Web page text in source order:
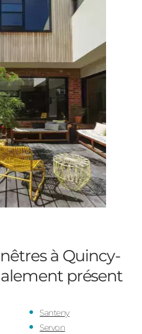
à Quincy-
présent
Santeny
Servon